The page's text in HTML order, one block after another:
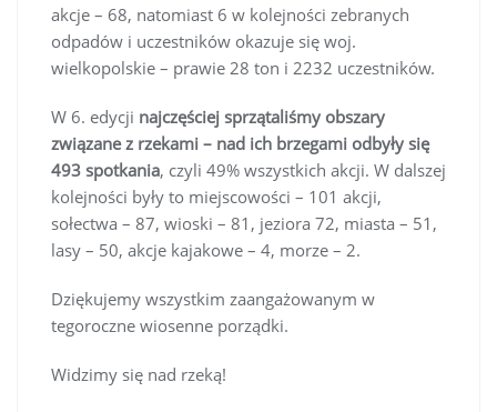
akcje – 68, natomiast 6 w kolejności zebranych
odpadów i uczestników okazuje się woj.
wielkopolskie – prawie 28 ton i 2232 uczestników.
W 6. edycji najczęściej sprzątaliśmy obszary
związane z rzekami – nad ich brzegami odbyły się
493 spotkania, czyli 49% wszystkich akcji. W dalszej
kolejności były to miejscowości – 101 akcji,
sołectwa – 87, wioski – 81, jeziora 72, miasta – 51,
lasy – 50, akcje kajakowe – 4, morze – 2.
Dziękujemy wszystkim zaangażowanym w
tegoroczne wiosenne porządki.
Widzimy się nad rzeką!